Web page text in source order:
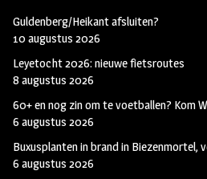
Guldenberg/Heikant afsluiten?
10 augustus 2026
Leyetocht 2026: nieuwe fietsroutes
8 augustus 2026
60+ en nog zin om te voetballen? Kom
6 augustus 2026
Buxusplanten in brand in Biezenmortel,
6 augustus 2026